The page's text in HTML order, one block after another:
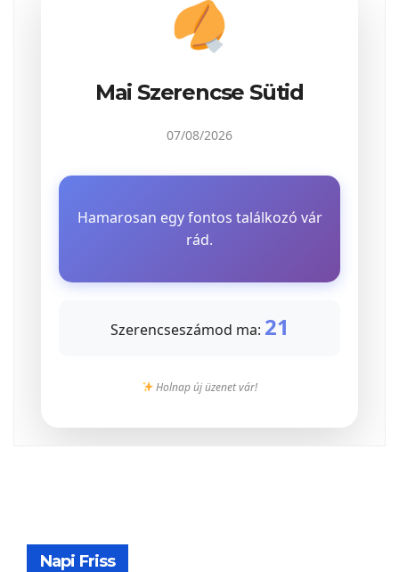
Mai Szerencse Sütid
07/08/2026
Hamarosan egy fontos találkozó vár
rád.
Szerencseszámod ma: 21
Holnap új üzenet vár!
Napi Friss